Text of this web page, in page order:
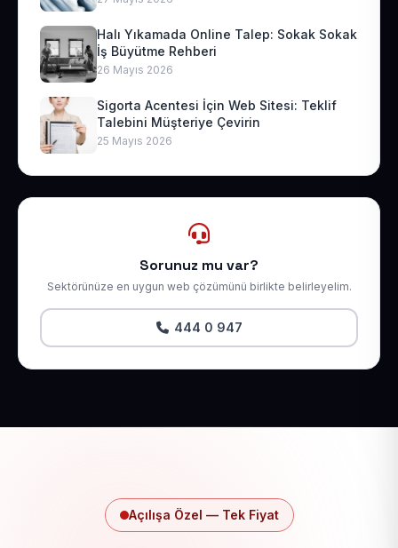
Halı Yıkamada Online Talep: Sokak Sokak
İş Büyütme Rehberi
26 Mayıs 2026
Sigorta Acentesi İçin Web Sitesi: Teklif
Talebini Müşteriye Çevirin
25 Mayıs 2026
Sorunuz mu var?
Sektörünüze en uygun web çözümünü birlikte belirleyelim.
444 0 947
Açılışa Özel — Tek Fiyat